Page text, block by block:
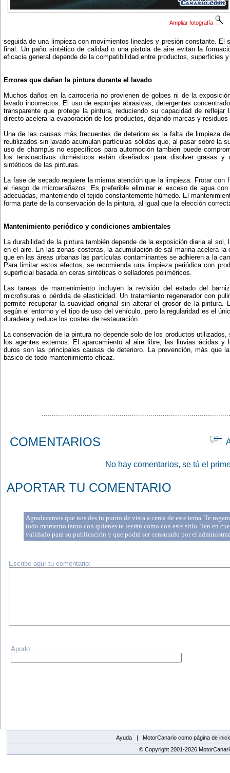
Ampliar fotografía
seguida de una limpieza con movimientos lineales y presión constante. El
final. Un paño sintético de calidad o una pistola de aire evitan la
eficacia general depende de la compatibilidad entre productos, superficies
Errores que dañan la pintura durante el lavado
Muchos daños en la carrocería no provienen de golpes ni de la
lavado incorrectos. El uso de esponjas abrasivas, detergentes
transparente que protege la pintura, reduciendo su capacidad de
directo acelera la evaporación de los productos, dejando marcas y
Una de las causas más frecuentes de deterioro es la falta de limpieza
reutilizados sin lavado acumulan partículas sólidas que, al pasar sobre la
uso de champús no específicos para automoción también puede
los tensioactivos domésticos están diseñados para disolver grasas y
sintéticos de las pinturas.
La fase de secado requiere la misma atención que la limpieza. Frotar con
el riesgo de microarañazos. Es preferible eliminar el exceso de agua
adecuadas, manteniendo el tejido constantemente húmedo. El
forma parte de la conservación de la pintura, al igual que la elección
Mantenimiento periódico y condiciones ambientales
La durabilidad de la pintura también depende de la exposición diaria al
en el aire. En las zonas costeras, la acumulación de sal marina acelera
que en las áreas urbanas las partículas contaminantes se adhieren a la
Para limitar estos efectos, se recomienda una limpieza periódica con
superficial basada en ceras sintéticas o selladores poliméricos.
Las tareas de mantenimiento incluyen la revisión del estado del
microfisuras o pérdida de elasticidad. Un tratamiento regenerador con
permite recuperar la suavidad original sin alterar el grosor de la pintura.
según el entorno y el tipo de uso del vehículo, pero la regularidad es el
duradera y reduce los costes de restauración.
La conservación de la pintura no depende solo de los productos
los agentes externos. El aparcamiento al aire libre, las lluvias ácidas y
duros son las principales causas de deterioro. La prevención, más que
básico de todo mantenimiento eficaz.
COMENTARIOS
No hay comentarios, se tú el
APORTAR TU COMENTARIO
Agradecemos que nos des tu punto de vista a cerca de este tema. Te
todo momento tanto con quienes te leerán como con este sitio. Ten en
validado para su publicación y que podrá ser censurado por el
Escribe aquí tu comentario:
Apodo:
Ayuda |
MotorCanario como página de
© Copyright 2001-2026